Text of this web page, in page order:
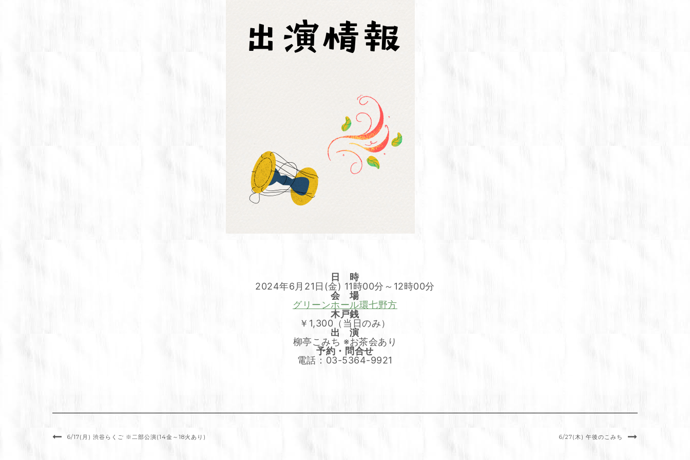
日 時
2024年6月21日(金) 11時00分～12時00分
会 場
グリーンホール環七野方
木戸銭
￥1,300（当日のみ）
出 演
柳亭こみち ※お茶会あり
予約・問合せ
電話：03-5364-9921
6/17(月) 渋谷らくご ※二部公演(14金～18火あり) 6/27(木) 午後のこみち